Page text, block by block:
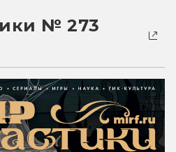
№ 273